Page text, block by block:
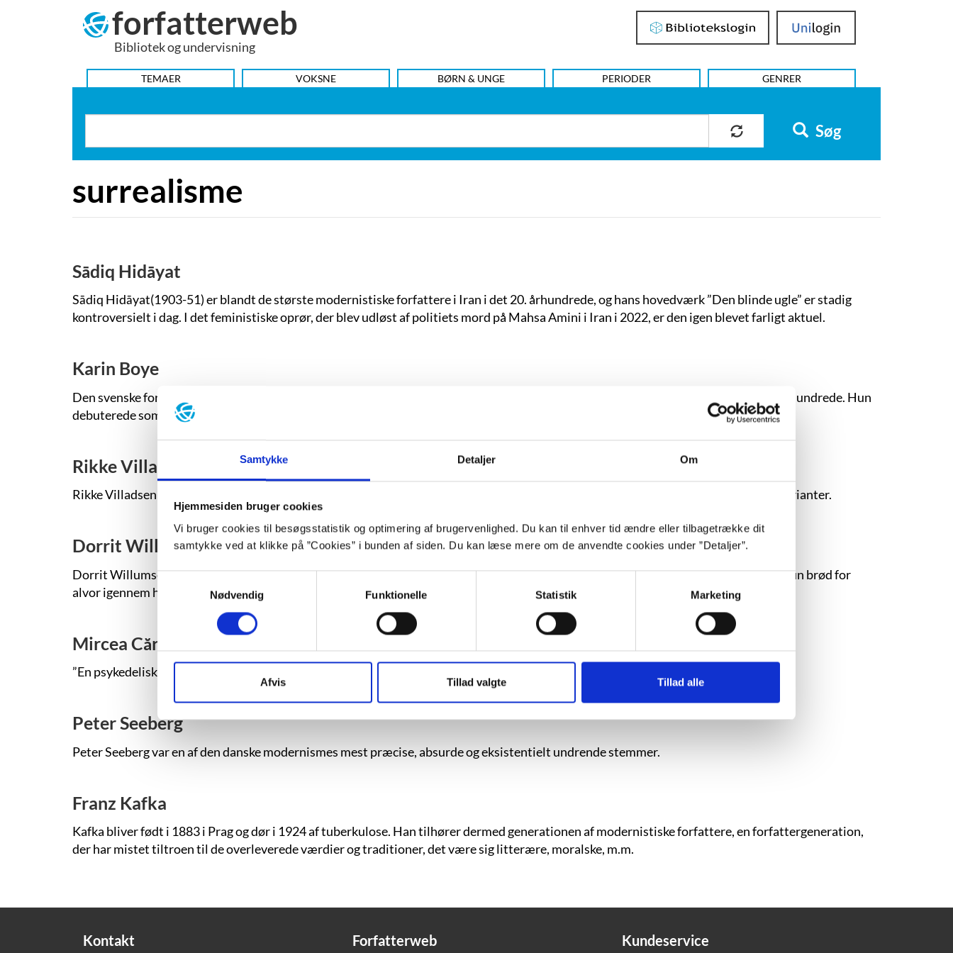
Samtykke Detaljer Om
Hjemmesiden bruger cookies
Vi bruger cookies til besøgsstatistik og optimering af brugervenlighed. Du kan til enhver tid ændre eller tilbagetrække dit
samtykke ved at klikke på ”Cookies” i bunden af siden. Du kan læse mere om de anvendte cookies under ”Detaljer”.
Samtykkevalg
Nødvendig
Funktionelle Statistik Marketing
Afvis Tillad valgte Tillad alle
forfatterweb
Bibliotek og undervisning
Bibliotekslogin UniLogin
HOVEDMENU
TEMAER VOKSNE BØRN & UNGE PERIODER GENRER
Søg
surrealisme
Sādiq Hidāyat
Sādiq Hidāyat(1903-51) er blandt de største modernistiske forfattere i Iran i det 20. århundrede, og hans hovedværk ”Den blinde ugle” er stadig
kontroversielt i dag. I det feministiske oprør, der blev udløst af politiets mord på Mahsa Amini i Iran i 2022, er den igen blevet farligt aktuel.
Karin Boye
Den svenske forfatter Karin Boye (1900-1941) opnåede i løbet af sit korte liv at blive en af Nordens vigtigste lyrikere i det tyvende århundrede. Hun
debuterede som blot 22-årig med digtsamlingen ”Skyer” i 1922, hvori forfatterskabets melankoli- og længselstematik blev slået an.
Rikke Villadsen
Rikke Villadsen tygger sig igennem kulturelle klicheer og kønsstereotyper for så at spytte dem ud igen i forvrængede normkritiske varianter.
Dorrit Willumsen
Dorrit Willumsens prisbelønnede forfatterskab består af mere end 20 romaner, digt- og novellesamlinger, skuespil og erindringer. Hun brød for
alvor igennem hos læserne med den historiske roman ”Marie” om Marie Tussaud.
Mircea Cărtărescu
”En psykedelisk Proust” er Mircea Cărtărescu meget præcist blevet kaldt.
Peter Seeberg
Peter Seeberg var en af den danske modernismes mest præcise, absurde ogeksistentielt undrendestemmer.
Franz Kafka
Kafka bliver født i 1883 i Prag og dør i 1924 af tuberkulose. Han tilhører dermed generationen af modernistiske forfattere, en forfattergeneration,
der har mistet tiltroen til de overleverede værdier og traditioner, det være sig litterære, moralske, m.m.
Kontakt Forfatterweb Kundeservice